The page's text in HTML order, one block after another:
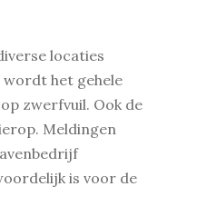
locaties
het gehele
zwerfvuil. Ook de
Meldingen
is voor de